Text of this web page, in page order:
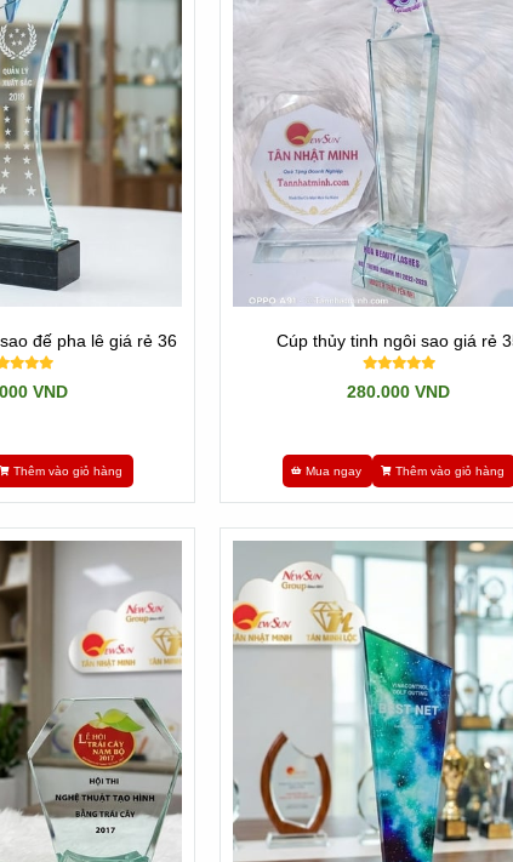
Thủy tinh pha lê
hạn chế. Chúng ta muốn thay đổi chi tiết nào đó cũng không
có thể làm theo mọi hình dạng và kích thước. Linh động trong
đế pha lê giá rẻ 36
VND
Thêm vào giỏ hàng
Cúp thủy tinh ngôi sao giá rẻ
280.000 VND
Mua ngay Thêm vào giỏ hàng